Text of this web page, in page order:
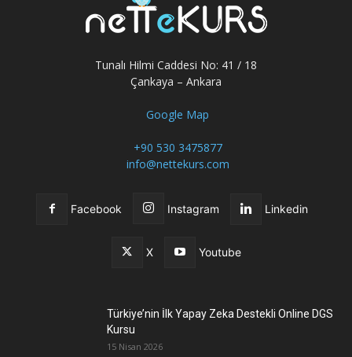
Tunalı Hilmi Caddesi No: 41 / 18
Çankaya – Ankara
Google Map
+90 530 3475877
info@nettekurs.com
Facebook Instagram Linkedin
X Youtube
Türkiye’nin İlk Yapay Zeka Destekli Online DGS
Kursu
15 Nisan 2026